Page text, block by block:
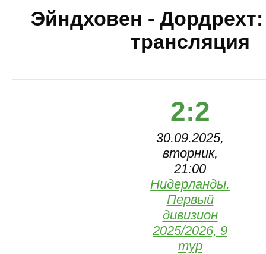
Эйндховен -
трансляция
2:2
30.09.2025,
вторник,
21:00
Нидерланды.
Первый
дивизион
2025/2026, 9
тур